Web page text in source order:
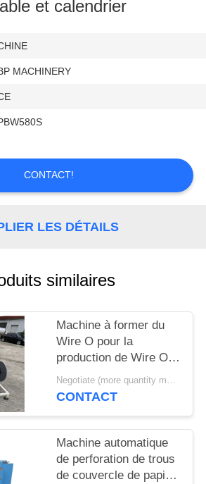
et calendrier
MACHINERY
CONTACT!
LES DÉTAILS
similaires
Machine à former du
Wire O pour la
production de Wire O à
double boucle, pas 3:1
et pas 2:1
Negotiate (more quantity more cheap ) MOQ:1 set
CONTACT
Machine automatique
de perforation de trous
de couvercle de papier